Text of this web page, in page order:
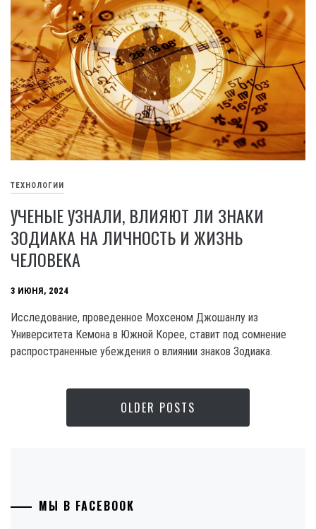
ТЕХНОЛОГИИ
УЧЕНЫЕ УЗНАЛИ, ВЛИЯЮТ ЛИ ЗНАКИ
ЗОДИАКА НА ЛИЧНОСТЬ И ЖИЗНЬ
ЧЕЛОВЕКА
3 ИЮНЯ, 2024
Исследование, проведенное Мохсеном Джошанлу из
Университета Кемона в Южной Корее, ставит под сомнение
распространенные убеждения о влиянии знаков Зодиака.
OLDER POSTS
МЫ В FACEBOOK